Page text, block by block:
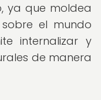
ya que moldea
el mundo
internalizar y
de manera